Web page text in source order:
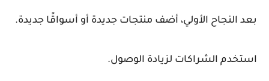
بعد النجاح الأولي، أضف منتجات جديدة أو أسواقًا جديدة.
استخدم الشراكات لزيادة الوصول.